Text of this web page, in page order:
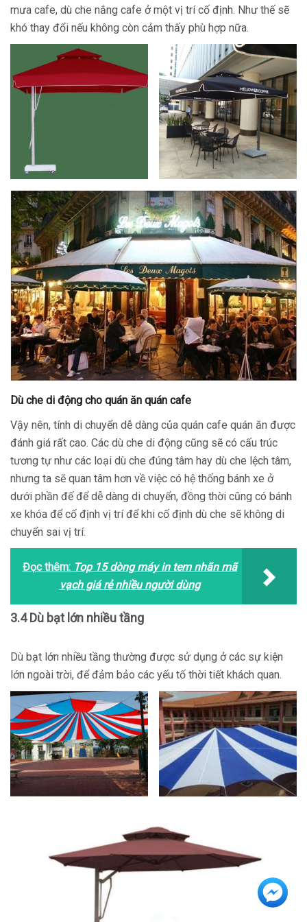
mưa cafe, dù che nắng cafe ở một vị trí cố định. Như thế sẽ
khó thay đổi nếu không còn cảm thấy phù hợp nữa.
Dù che di động cho quán ăn quán cafe
Vậy nên, tính di chuyển dễ dàng của quán cafe quán ăn được
đánh giá rất cao. Các dù che di động cũng sẽ có cấu trúc
tương tự như các loại dù che đúng tâm hay dù che lệch tâm,
nhưng ta sẽ quan tâm hơn về việc có hệ thống bánh xe ở
dưới phần đế để dễ dàng di chuyển, đồng thời cũng có bánh
xe khóa để cố định vị trí để khi cố định dù che sẽ không di
chuyển sai vị trí.
Đọc thêm: Top 15 dòng máy in tem nhãn mã
vạch giá rẻ nhiều người dùng
3.4 Dù bạt lớn nhiều tầng
Dù bạt lớn nhiều tầng thường được sử dụng ở các sự kiện
lớn ngoài trời, để đảm bảo các yếu tố thời tiết khách quan.